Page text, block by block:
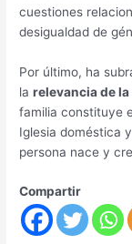
cuestiones
desigualdad de
Por último, ha
larelevancia de
familia constituye
Iglesia doméstica
persona nace y
Compartir